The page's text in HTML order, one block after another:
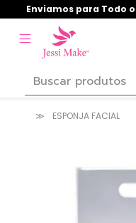
Enviamos para Todo
ESPONJA FACIAL